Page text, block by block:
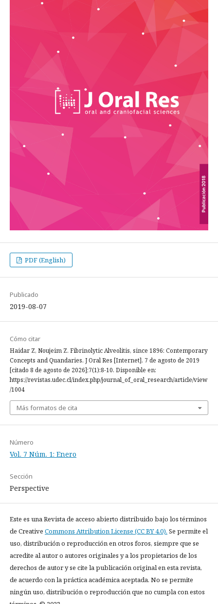
PDF (English)
Publicado
2019-08-07
Cómo citar
Haidar Z, Noujeim Z. Fibrinolytic Alveolitis, since 1896: Contemporary
Concepts and Quandaries. J Oral Res [Internet]. 7 de agosto de 2019
[citado 8 de agosto de 2026];7(1):8-10. Disponible en:
https://revistas.udec.cl/index.php/journal_of_oral_research/article/view
/1004
Más formatos de cita
Número
Vol. 7 Núm. 1: Enero
Sección
Perspective
Este es una Revista de acceso abierto distribuido bajo los términos
de Creative Commons Attribution License (CC BY 4.0). Se permite el
uso, distribución o reproducción en otros foros, siempre que se
acredite al autor o autores originales y a los propietarios de los
derechos de autor y se cite la publicación original en esta revista,
de acuerdo con la práctica académica aceptada. No se permite
ningún uso, distribución o reproducción que no cumpla con estos